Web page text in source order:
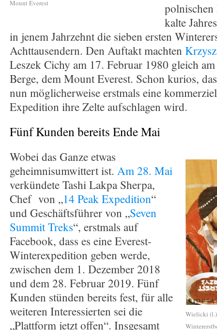
Mount Everest
kalte
in jenem Jahrzehnt die sieben ersten
Achttausendern. Den Auftakt machten
Leszek Cichy am 17. Februar 1980 gleich
Berge, dem Mount Everest. Schon kurios,
nun möglicherweise erstmals eine
Expedition ihre Zelte aufschlagen wird.
Fünf Kunden bereits Ende Mai
Wielicki
Wobei das Ganze etwas
geheimnisumwittert ist. Am 28. Mai
verkündete Tashi Lakpa Sherpa,
Chef von „14 Peak Expedition“
und Geschäftsführer von „Seven
Summit Treks“, erstmals auf
Facebook, dass es eine Everest-
Winterexpedition geben werde,
zwischen dem 1. Dezember 2018
und dem 28. Februar 2019. Fünf
Kunden stünden bereits fest, für alle
weiteren Interessierten sei die
„Plattform jetzt offen“. Insgesamt